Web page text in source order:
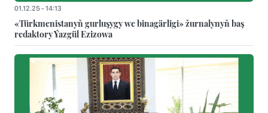
01.12.25 - 14:13
«Türkmenistanyň gurluşygy we binagärligi» žurnalynyň baş
redaktory Ýazgül Ezizowa